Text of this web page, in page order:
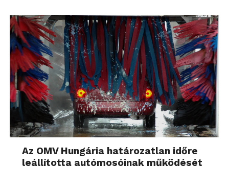
Az OMV Hungária határozatlan időre
leállította autómosóinak működését